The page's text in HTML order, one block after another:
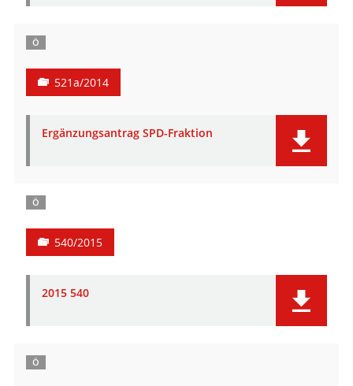
Ö
521a/2014
Ergänzungsantrag SPD-Fraktion
Ö
540/2015
2015 540
Ö